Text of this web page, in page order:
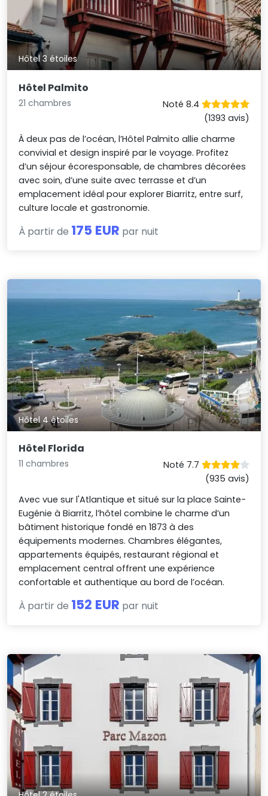
Hôtel 3 étoiles
Hôtel Palmito
21 chambres
Noté 8.4
(1393 avis)
À deux pas de l’océan, l’Hôtel Palmito allie charme
convivial et design inspiré par le voyage. Profitez
d’un séjour écoresponsable, de chambres décorées
avec soin, d’une suite avec terrasse et d’un
emplacement idéal pour explorer Biarritz, entre surf,
culture locale et gastronomie.
À partir de 175 EUR par nuit
Hôtel 4 étoiles
Hôtel Florida
11 chambres
Noté 7.7
(935 avis)
Avec vue sur l'Atlantique et situé sur la place Sainte-
Eugénie à Biarritz, l’hôtel combine le charme d’un
bâtiment historique fondé en 1873 à des
équipements modernes. Chambres élégantes,
appartements équipés, restaurant régional et
emplacement central offrent une expérience
confortable et authentique au bord de l’océan.
À partir de 152 EUR par nuit